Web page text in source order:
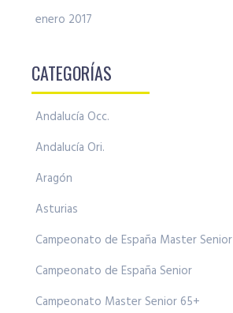
enero 2017
CATEGORÍAS
Andalucía Occ.
Andalucía Ori.
Aragón
Asturias
Campeonato de España Master Senior
Campeonato de España Senior
Campeonato Master Senior 65+